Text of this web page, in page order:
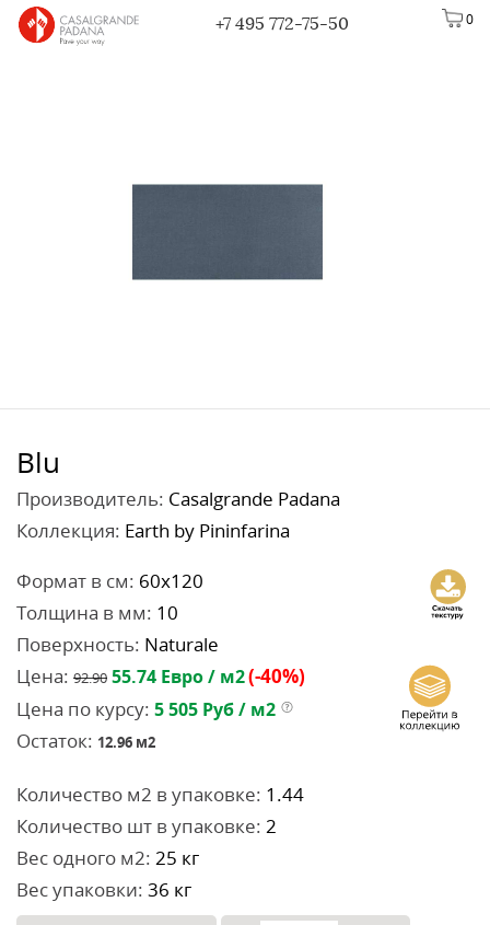
0
+7 495 772-75-50
Blu
Производитель: Casalgrande Padana
Коллекция: Earth by Pininfarina
Формат в см: 60x120
Толщина в мм: 10
Поверхность: Naturale
Цена: 92.90 55.74 Евро / м2(-40%)
Цена по курсу: 5 505 Руб / м2
Остаток: 12.96 м2
Количество м2 в упаковке: 1.44
Количество шт в упаковке: 2
Вес одного м2: 25 кг
Вес упаковки: 36 кг